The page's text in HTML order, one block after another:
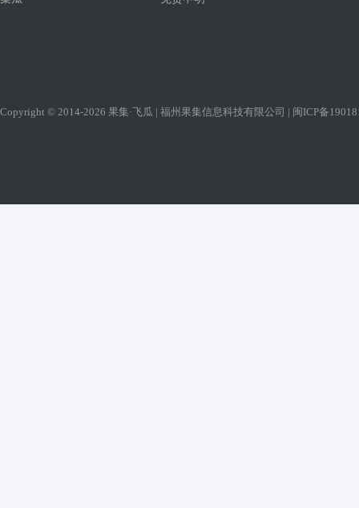
Copyright © 2014-2026 果集·飞瓜 | 福州果集信息科技有限公司 | 闽ICP备